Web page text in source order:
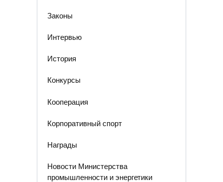
Законы
Интервью
История
Конкурсы
Кооперация
Корпоративный спорт
Награды
Новости Министерства
промышленности и энергетики